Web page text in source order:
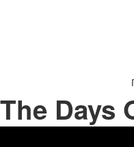
Days